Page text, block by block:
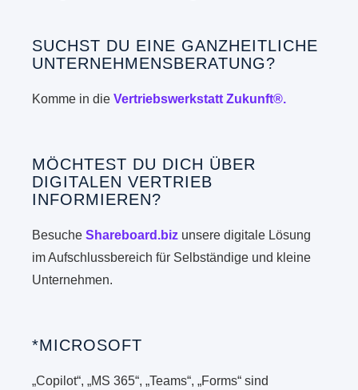
SUCHST DU EINE GANZHEITLICHE
UNTERNEHMENSBERATUNG?
Komme in dieVertriebswerkstatt Zukunft®.
MÖCHTEST DU DICH ÜBER
DIGITALEN VERTRIEB
INFORMIEREN?
BesucheShareboard.biz unsere digitale Lösung
im Aufschlussbereich für Selbständige und kleine
Unternehmen.
*MICROSOFT
„Copilot“, „MS 365“, „Teams“, „Forms“ sind